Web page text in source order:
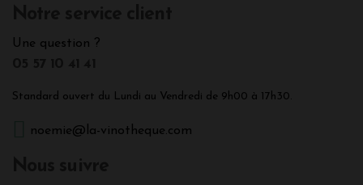
Une question ?
Standard ouvert du Lundi au Vendredi de 9h00 à 17h30.
noemie@la-vinotheque.com